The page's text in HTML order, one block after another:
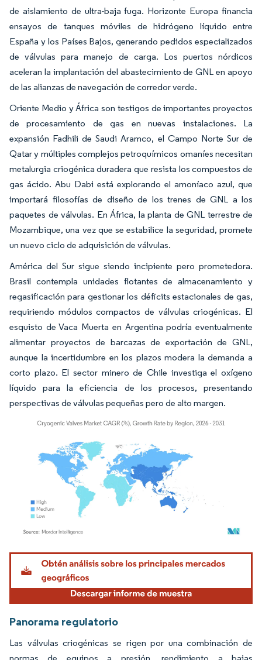
de aislamiento de ultra-baja fuga. Horizonte Europa financia
ensayos de tanques móviles de hidrógeno líquido entre
España y los Países Bajos, generando pedidos especializados
de válvulas para manejo de carga. Los puertos nórdicos
aceleran la implantación del abastecimiento de GNL en apoyo
de las alianzas de navegación de corredor verde.
Oriente Medio y África son testigos de importantes proyectos
de procesamiento de gas en nuevas instalaciones. La
expansión Fadhili de Saudi Aramco, el Campo Norte Sur de
Qatar y múltiples complejos petroquímicos omaníes necesitan
metalurgia criogénica duradera que resista los compuestos de
gas ácido. Abu Dabi está explorando el amoníaco azul, que
importará filosofías de diseño de los trenes de GNL a los
paquetes de válvulas. En África, la planta de GNL terrestre de
Mozambique, una vez que se estabilice la seguridad, promete
un nuevo ciclo de adquisición de válvulas.
América del Sur sigue siendo incipiente pero prometedora.
Brasil contempla unidades flotantes de almacenamiento y
regasificación para gestionar los déficits estacionales de gas,
requiriendo módulos compactos de válvulas criogénicas. El
esquisto de Vaca Muerta en Argentina podría eventualmente
alimentar proyectos de barcazas de exportación de GNL,
aunque la incertidumbre en los plazos modera la demanda a
corto plazo. El sector minero de Chile investiga el oxígeno
líquido para la eficiencia de los procesos, presentando
perspectivas de válvulas pequeñas pero de alto margen.
Imagen © Mordor Intelligence. El uso requiere atribución según CC BY 4.0.
Panorama regulatorio
Las válvulas criogénicas se rigen por una combinación de